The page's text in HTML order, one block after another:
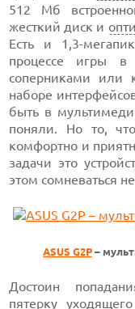
512 Мб
жесткий диск и
Есть и 1,3-
процессе игры в
соперниками или
наборе
быть в
поняли. Но то,
комфортно и
задачи это
этом сомневаться
ASUS G2P –
Достоин
пятерку